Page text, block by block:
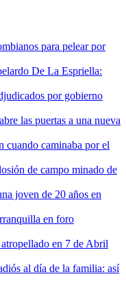
para pelear por
De La Espriella:
por gobierno
las puertas a una nueva
cuando caminaba por el
de campo minado de
joven de 20 años en
en foro
en 7 de Abril
al día de la familia: así